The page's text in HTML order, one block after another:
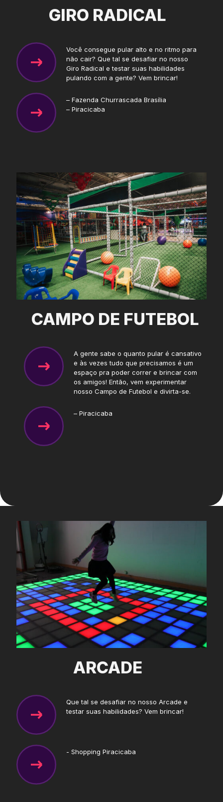
GIRO RADICAL
Você consegue pular alto e no ritmo para
não cair? Que tal se desafiar no nosso
Giro Radical e testar suas habilidades
pulando com a gente? Vem brincar!
– Fazenda Churrascada Brasília
– Piracicaba
CAMPO DE FUTEBOL
A gente sabe o quanto pular é cansativo
e às vezes tudo que precisamos é um
espaço pra poder correr e brincar com
os amigos! Então, vem experimentar
nosso Campo de Futebol e divirta-se.
– Piracicaba
ARCADE
Que tal se desafiar no nosso Arcade e
testar suas habilidades? Vem brincar!
- Shopping Piracicaba